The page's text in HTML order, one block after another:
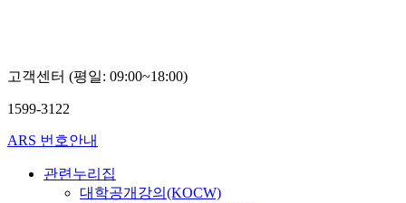
고객센터 (평일: 09:00~18:00)
1599-3122
ARS 번호안내
관련누리집
대학공개강의(KOCW)